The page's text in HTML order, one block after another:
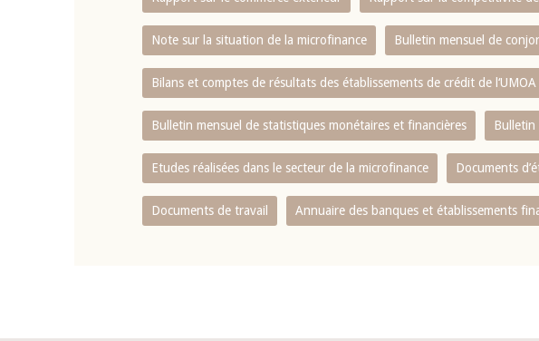
Note sur la situation de la microfinance Bulletin mensuel de
Bilans et comptes de résultats des établissements de crédit de l‘UMOA
Bulletin mensuel de statistiques monétaires et financières Bulletin
Etudes réalisées dans le secteur de la microfinance Documents
Documents de travail Annuaire des banques et établissements